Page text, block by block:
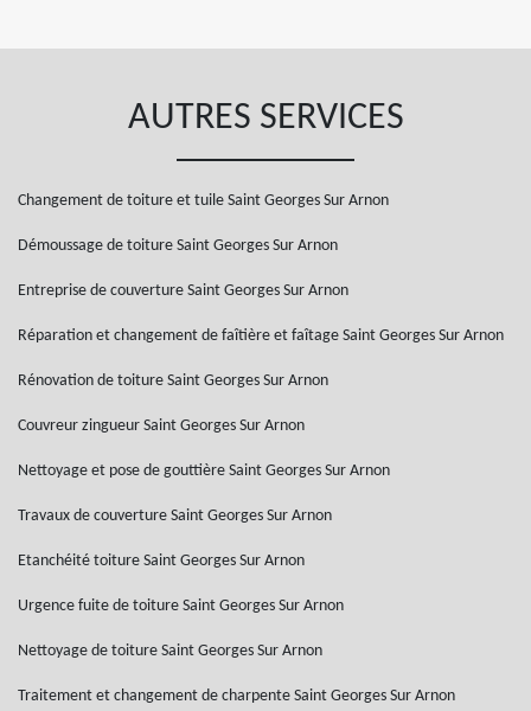
AUTRES SERVICES
Changement de toiture et tuile Saint Georges Sur Arnon
Démoussage de toiture Saint Georges Sur Arnon
Entreprise de couverture Saint Georges Sur Arnon
Réparation et changement de faîtière et faîtage Saint Georges Sur Arnon
Rénovation de toiture Saint Georges Sur Arnon
Couvreur zingueur Saint Georges Sur Arnon
Nettoyage et pose de gouttière Saint Georges Sur Arnon
Travaux de couverture Saint Georges Sur Arnon
Etanchéité toiture Saint Georges Sur Arnon
Urgence fuite de toiture Saint Georges Sur Arnon
Nettoyage de toiture Saint Georges Sur Arnon
Traitement et changement de charpente Saint Georges Sur Arnon